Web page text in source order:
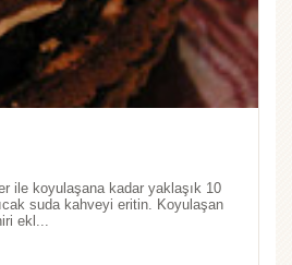
ile koyulaşana kadar yaklaşık 10
suda kahveyi eritin. Koyulaşan
ekl...